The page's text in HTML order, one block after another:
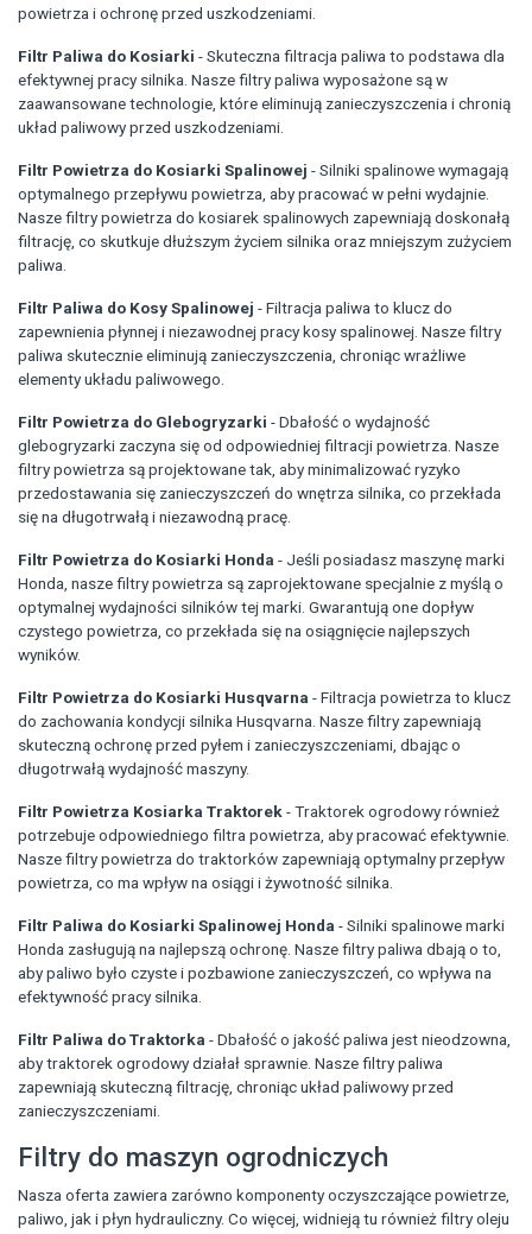
powietrza i ochronę przed uszkodzeniami.
Filtr Paliwa do Kosiarki - Skuteczna filtracja paliwa to podstawa dla
efektywnej pracy silnika. Nasze filtry paliwa wyposażone są w
zaawansowane technologie, które eliminują zanieczyszczenia i chronią
układ paliwowy przed uszkodzeniami.
Filtr Powietrza do Kosiarki Spalinowej - Silniki spalinowe wymagają
optymalnego przepływu powietrza, aby pracować w pełni wydajnie.
Nasze filtry powietrza do kosiarek spalinowych zapewniają doskonałą
filtrację, co skutkuje dłuższym życiem silnika oraz mniejszym zużyciem
paliwa.
Filtr Paliwa do Kosy Spalinowej - Filtracja paliwa to klucz do
zapewnienia płynnej i niezawodnej pracy kosy spalinowej. Nasze filtry
paliwa skutecznie eliminują zanieczyszczenia, chroniąc wrażliwe
elementy układu paliwowego.
Filtr Powietrza do Glebogryzarki - Dbałość o wydajność
glebogryzarki zaczyna się od odpowiedniej filtracji powietrza. Nasze
filtry powietrza są projektowane tak, aby minimalizować ryzyko
przedostawania się zanieczyszczeń do wnętrza silnika, co przekłada
się na długotrwałą i niezawodną pracę.
Filtr Powietrza do Kosiarki Honda - Jeśli posiadasz maszynę marki
Honda, nasze filtry powietrza są zaprojektowane specjalnie z myślą o
optymalnej wydajności silników tej marki. Gwarantują one dopływ
czystego powietrza, co przekłada się na osiągnięcie najlepszych
wyników.
Filtr Powietrza do Kosiarki Husqvarna - Filtracja powietrza to klucz
do zachowania kondycji silnika Husqvarna. Nasze filtry zapewniają
skuteczną ochronę przed pyłem i zanieczyszczeniami, dbając o
długotrwałą wydajność maszyny.
Filtr Powietrza Kosiarka Traktorek - Traktorek ogrodowy również
potrzebuje odpowiedniego filtra powietrza, aby pracować efektywnie.
Nasze filtry powietrza do traktorków zapewniają optymalny przepływ
powietrza, co ma wpływ na osiągi i żywotność silnika.
Filtr Paliwa do Kosiarki Spalinowej Honda - Silniki spalinowe marki
Honda zasługują na najlepszą ochronę. Nasze filtry paliwa dbają o to,
aby paliwo było czyste i pozbawione zanieczyszczeń, co wpływa na
efektywność pracy silnika.
Filtr Paliwa do Traktorka - Dbałość o jakość paliwa jest nieodzowna,
aby traktorek ogrodowy działał sprawnie. Nasze filtry paliwa
zapewniają skuteczną filtrację, chroniąc układ paliwowy przed
zanieczyszczeniami.
Filtry do maszyn ogrodniczych
Nasza oferta zawiera zarówno komponenty oczyszczające powietrze,
paliwo, jak i płyn hydrauliczny. Co więcej, widnieją tu również filtry oleju